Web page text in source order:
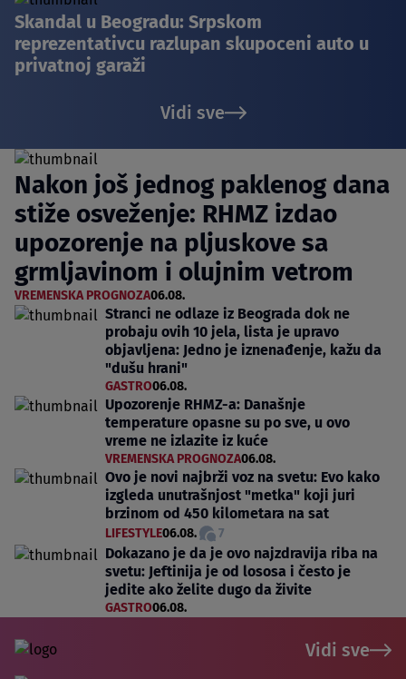
Skandal u Beogradu: Srpskom
reprezentativcu razlupan skupoceni auto u
privatnoj garaži
Vidi sve
Nakon još jednog paklenog dana
stiže osveženje: RHMZ izdao
upozorenje na pljuskove sa
grmljavinom i olujnim vetrom
VREMENSKA PROGNOZA06.08.
Stranci ne odlaze iz Beograda dok ne
probaju ovih 10 jela, lista je upravo
objavljena: Jedno je iznenađenje, kažu da
"dušu hrani"
GASTRO06.08.
Upozorenje RHMZ-a: Današnje
temperature opasne su po sve, u ovo
vreme ne izlazite iz kuće
VREMENSKA PROGNOZA06.08.
Ovo je novi najbrži voz na svetu: Evo kako
izgleda unutrašnjost "metka" koji juri
brzinom od 450 kilometara na sat
LIFESTYLE06.08. 7
Dokazano je da je ovo najzdravija riba na
svetu: Jeftinija je od lososa i često je
jedite ako želite dugo da živite
GASTRO06.08.
Vidi sve